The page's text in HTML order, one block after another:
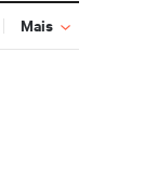
Mais